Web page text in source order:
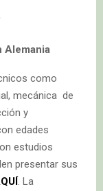
Alemania
como
mecánica de
y
edades
estudios
presentar sus
. La